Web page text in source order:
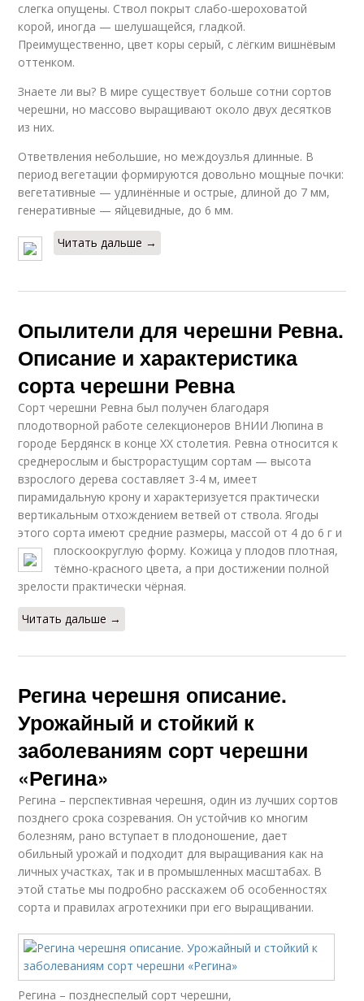
слегка опущены. Ствол покрыт слабо-шероховатой
корой, иногда — шелушащейся, гладкой.
Преимущественно, цвет коры серый, с лёгким вишнёвым
оттенком.
Знаете ли вы? В мире существует больше сотни сортов
черешни, но массово выращивают около двух десятков
из них.
Ответвления небольшие, но междоузлья длинные. В
период вегетации формируются довольно мощные почки:
вегетативные — удлинённые и острые, длиной до 7 мм,
генеративные — яйцевидные, до 6 мм.
Читать дальше →
Опылители для черешни Ревна.
Описание и характеристика
сорта черешни Ревна
Сорт черешни Ревна был получен благодаря
плодотворной работе селекционеров ВНИИ Люпина в
городе Бердянск в конце ХХ столетия. Ревна относится к
среднерослым и быстрорастущим сортам — высота
взрослого дерева составляет 3-4 м, имеет
пирамидальную крону и характеризуется практически
вертикальным отхождением ветвей от ствола. Ягоды
этого сорта имеют средние размеры, массой от 4 до 6 г и
плоскоокруглую форму. Кожица у плодов плотная,
тёмно-красного цвета, а при достижении полной
зрелости практически чёрная.
Читать дальше →
Регина черешня описание.
Урожайный и стойкий к
заболеваниям сорт черешни
«Регина»
Регина – перспективная черешня, один из лучших сортов
позднего срока созревания. Он устойчив ко многим
болезням, рано вступает в плодоношение, дает
обильный урожай и подходит для выращивания как на
личных участках, так и в промышленных масштабах. В
этой статье мы подробно расскажем об особенностях
сорта и правилах агротехники при его выращивании.
Регина – позднеспелый сорт черешни,